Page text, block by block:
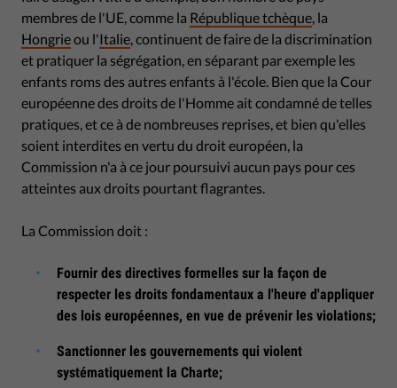
membres de l'UE, comme la République tchèque, la
Hongrieou l'Italie, continuent de faire de la discrimination
et pratiquer la ségrégation, en séparant par exemple les
enfants roms des autres enfants à l'école. Bien que la Cour
européenne des droits de l'Homme ait condamné de telles
pratiques, et ce à de nombreuses reprises, et bien qu'elles
soient interdites en vertu du droit européen, la
Commission n'a à ce jour poursuivi aucun pays pour ces
atteintes aux droits pourtant flagrantes.
La Commission doit :
Fournir des directives formelles sur la façon de
respecter les droits fondamentaux a l'heure d'appliquer
des lois européennes, en vue de prévenir les violations;
Sanctionner les gouvernements qui violent
systématiquement la Charte;